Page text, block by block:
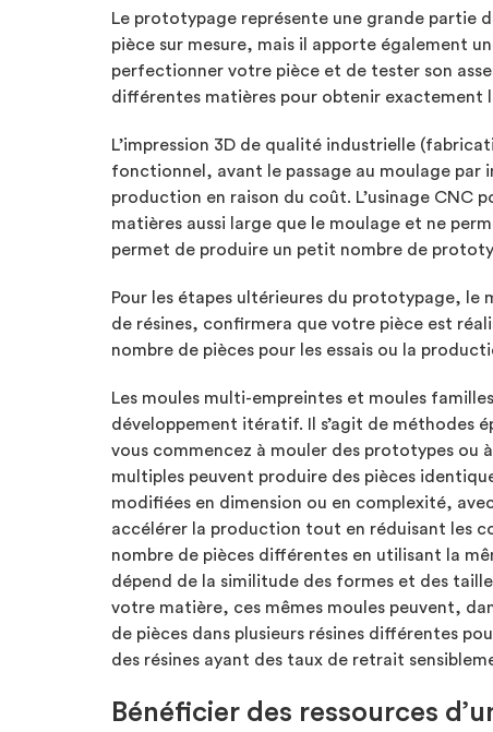
Le prototypage représente une grande partie
pièce sur mesure, mais il apporte également
perfectionner votre pièce et de tester son
différentes matières pour obtenir exactement
L’impression 3D de qualité industrielle
fonctionnel, avant le passage au moulage par
production en raison du coût. L’usinage CNC
matières aussi large que le moulage et ne
permet de produire un petit nombre de
Pour les étapes ultérieures du prototypage,
de résines, confirmera que votre pièce est
nombre de pièces pour les essais ou la
Les moules multi-empreintes et moules
développement itératif. Il s’agit de méthodes
vous commencez à mouler des prototypes ou
multiples peuvent produire des pièces
modifiées en dimension ou en complexité,
accélérer la production tout en réduisant les
nombre de pièces différentes en utilisant la
dépend de la similitude des formes et des
votre matière, ces mêmes moules peuvent,
de pièces dans plusieurs résines différentes
des résines ayant des taux de retrait
Bénéficier des ressources